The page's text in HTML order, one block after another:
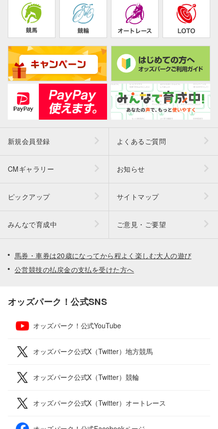
新規会員登録 よくあるご質問
CMギャラリー お知らせ
ピックアップ サイトマップ
みんなで育成中 ご意見・ご要望
馬券・車券は20歳になってから程よく楽しむ大人の遊び
公営競技の払戻金の支払を受けた方へ
オッズパーク！公式SNS
オッズパーク！公式YouTube
オッズパーク公式X（Twitter）地方競馬
オッズパーク公式X（Twitter）競輪
オッズパーク公式X（Twitter）オートレース